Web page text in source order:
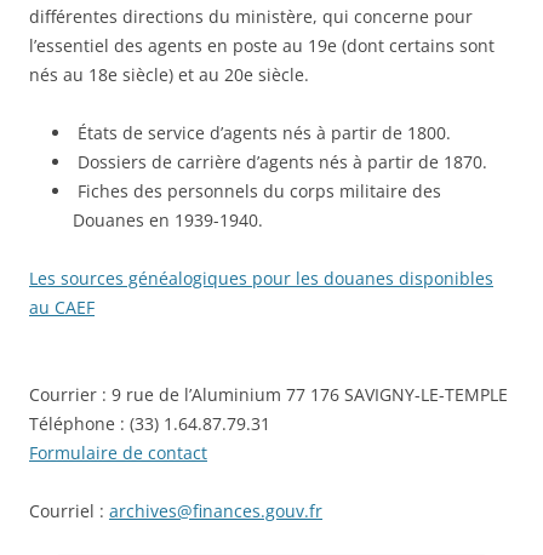
différentes directions du ministère, qui concerne pour
l’essentiel des agents en poste au 19e (dont certains sont
nés au 18e siècle) et au 20e siècle.
États de service d’agents nés à partir de 1800.
Dossiers de carrière d’agents nés à partir de 1870.
Fiches des personnels du corps militaire des
Douanes en 1939-1940.
Les sources généalogiques pour les douanes disponibles
au CAEF
Courrier : 9 rue de l’Aluminium 77 176 SAVIGNY-LE-TEMPLE
Téléphone : (33) 1.64.87.79.31
Formulaire de contact
Courriel : archives@finances.gouv.fr